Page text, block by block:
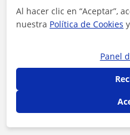
Al hacer clic en “Aceptar”,
nuestra Política de Cookies y
Panel